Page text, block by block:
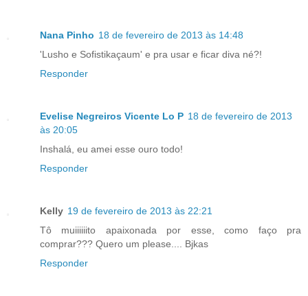
Nana Pinho 18 de fevereiro de 2013 às 14:48
'Lusho e Sofistikaçaum' e pra usar e ficar diva né?!
Responder
Evelise Negreiros Vicente Lo P 18 de fevereiro de 2013
às 20:05
Inshalá, eu amei esse ouro todo!
Responder
Kelly 19 de fevereiro de 2013 às 22:21
Tô muiiiiiito apaixonada por esse, como faço pra
comprar??? Quero um please.... Bjkas
Responder